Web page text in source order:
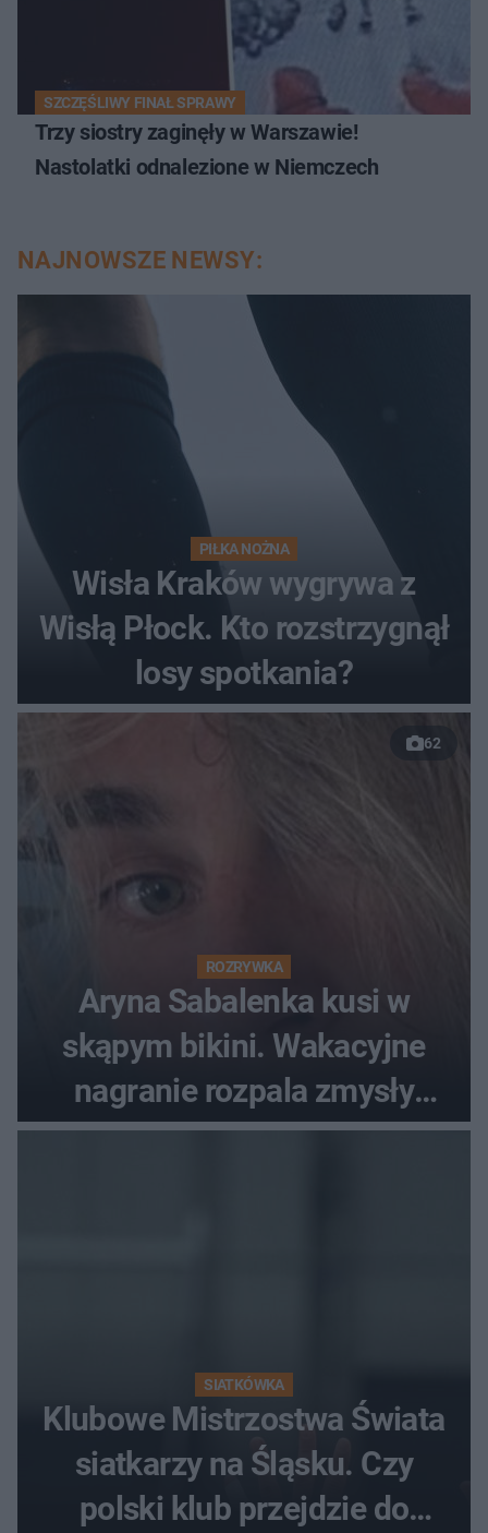
SZCZĘŚLIWY FINAŁ SPRAWY
Trzy siostry zaginęły w Warszawie!
Nastolatki odnalezione w Niemczech
NAJNOWSZE NEWSY:
PIŁKA NOŻNA
Wisła Kraków wygrywa z
Wisłą Płock. Kto rozstrzygnął
losy spotkania?
62
ROZRYWKA
Aryna Sabalenka kusi w
skąpym bikini. Wakacyjne
nagranie rozpala zmysły
fanów
SIATKÓWKA
Klubowe Mistrzostwa Świata
siatkarzy na Śląsku. Czy
polski klub przejdzie do